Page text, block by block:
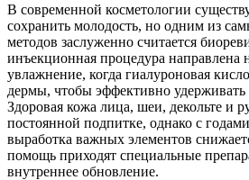
В современной косметологии
сохранить молодость, но одним из
методов заслуженно считается
инъекционная процедура направлена
увлажнение, когда гиалуроновая
дермы, чтобы эффективно
Здоровая кожа лица, шеи, декольте и
постоянной подпитке, однако с
выработка важных элементов
помощь приходят специальные
внутреннее обновление.